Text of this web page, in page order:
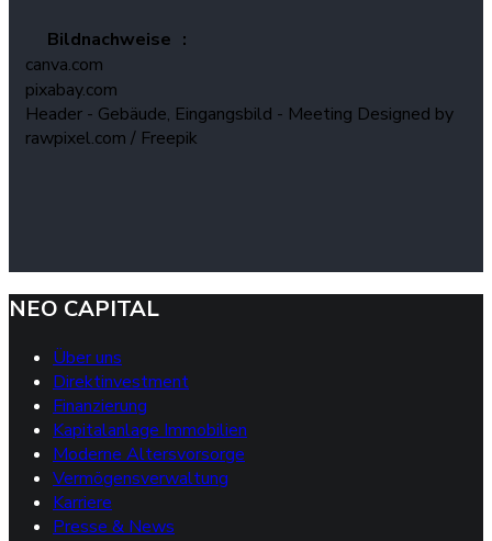
Bildnachweise :
canva.com
pixabay.com
Header - Gebäude, Eingangsbild - Meeting Designed by
rawpixel.com / Freepik
NEO CAPITAL
Über uns
Direktinvestment
Finanzierung
Kapitalanlage Immobilien
Moderne Altersvorsorge
Vermögensverwaltung
Karriere
Presse & News